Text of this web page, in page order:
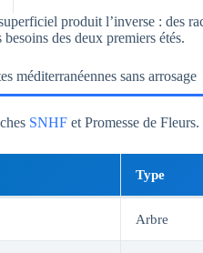
produit l’inverse : des
des deux premiers étés.
méditerranéennes sans arrosage
SNHF et Promesse de
Type
Arbre